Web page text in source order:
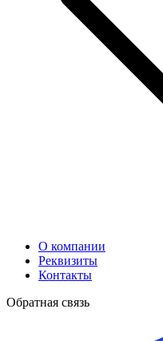
О компании
Реквизиты
Контакты
Обратная связь